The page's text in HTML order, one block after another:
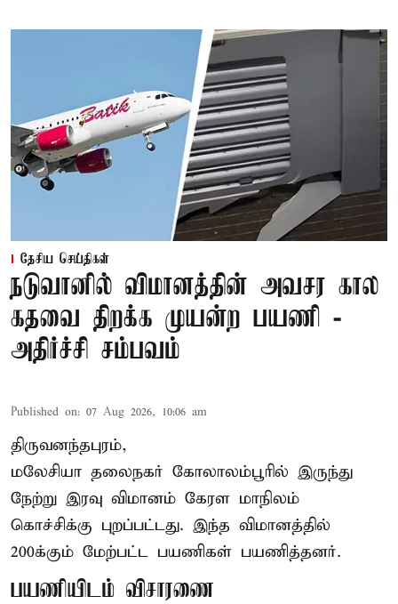
தேசிய செய்திகள்
நடுவானில் விமானத்தின் அவசர கால
கதவை திறக்க முயன்ற பயணி -
அதிர்ச்சி சம்பவம்
Published on: 07 Aug 2026, 10:06 am
திருவனந்தபுரம்,
மலேசியா தலைநகர் கோலாலம்பூரில் இருந்து
நேற்று இரவு விமானம் கேரள மாநிலம்
கொச்சிக்கு புறப்பட்டது. இந்த விமானத்தில்
200க்கும் மேற்பட்ட பயணிகள் பயணித்தனர்.
பயணியிடம் விசாரணை